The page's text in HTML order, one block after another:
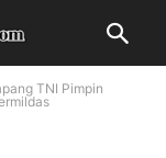
TNI Pimpin